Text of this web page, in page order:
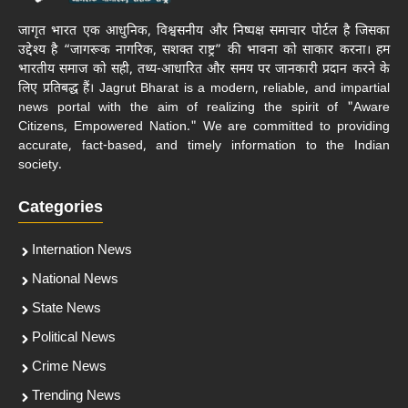
जागृत भारत एक आधुनिक, विश्वसनीय और निष्पक्ष समाचार पोर्टल है जिसका
उद्देश्य है “जागरूक नागरिक, सशक्त राष्ट्र” की भावना को साकार करना। हम
भारतीय समाज को सही, तथ्य-आधारित और समय पर जानकारी प्रदान करने के
लिए प्रतिबद्ध हैं। Jagrut Bharat is a modern, reliable, and impartial
news portal with the aim of realizing the spirit of "Aware
Citizens, Empowered Nation." We are committed to providing
accurate, fact-based, and timely information to the Indian
society.
Categories
Internation News
National News
State News
Political News
Crime News
Trending News